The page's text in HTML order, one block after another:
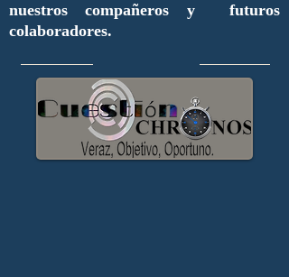
nuestros compañeros y futuros
colaboradores.